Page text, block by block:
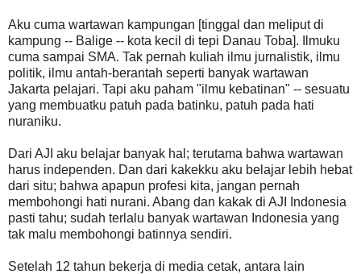
Aku cuma wartawan kampungan [tinggal dan meliput di
kampung -- Balige -- kota kecil di tepi Danau Toba]. Ilmuku
cuma sampai SMA. Tak pernah kuliah ilmu jurnalistik, ilmu
politik, ilmu antah-berantah seperti banyak wartawan
Jakarta pelajari. Tapi aku paham "ilmu kebatinan" -- sesuatu
yang membuatku patuh pada batinku, patuh pada hati
nuraniku.
Dari AJI aku belajar banyak hal; terutama bahwa wartawan
harus independen. Dan dari kakekku aku belajar lebih hebat
dari situ; bahwa apapun profesi kita, jangan pernah
membohongi hati nurani. Abang dan kakak di AJI Indonesia
pasti tahu; sudah terlalu banyak wartawan Indonesia yang
tak malu membohongi batinnya sendiri.
Setelah 12 tahun bekerja di media cetak, antara lain